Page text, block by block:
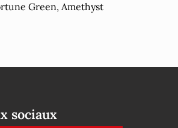
Green, Amethyst
sociaux